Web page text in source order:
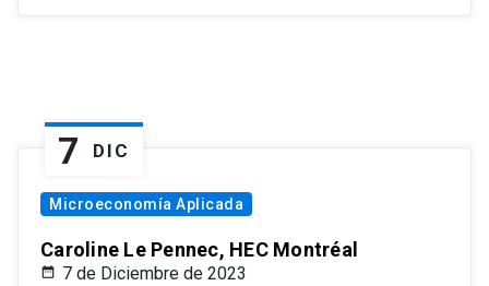
7 DIC
Microeconomía Aplicada
Caroline Le Pennec, HEC Montréal
7 de Diciembre de 2023